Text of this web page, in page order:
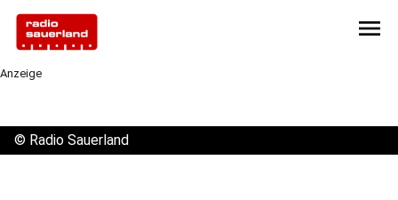
menu
Anzeige
© Radio Sauerland